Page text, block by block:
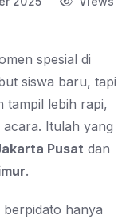
spesial di
siswa baru, tapi
tampil lebih rapi,
Itulah yang
Pusat dan
.
hanya